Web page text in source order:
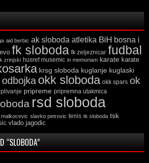
aid berbic ak sloboda atletika BiH bosna i
fk sloboda fk zeljeznicar fudbal
zrinjski husref musemic in memoriam karate karate
krsg sloboda kuglanje kuglaski
odbojka okk sloboda okk spars ok
plivanje pripreme pripremna utakmica
rsd sloboda
slavko petrovic tenis tk sloboda tsk
vlado jagodic
“SLOBODA”